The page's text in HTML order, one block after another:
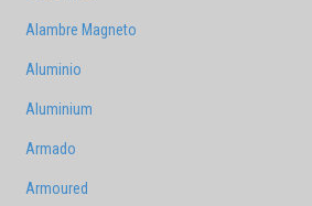
Alambre Magneto
Aluminio
Aluminium
Armado
Armoured